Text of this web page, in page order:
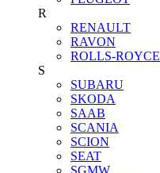
R
RENAULT
RAVON
ROLLS-ROYCE
S
SUBARU
SKODA
SAAB
SCANIA
SCION
SEAT
SGMW